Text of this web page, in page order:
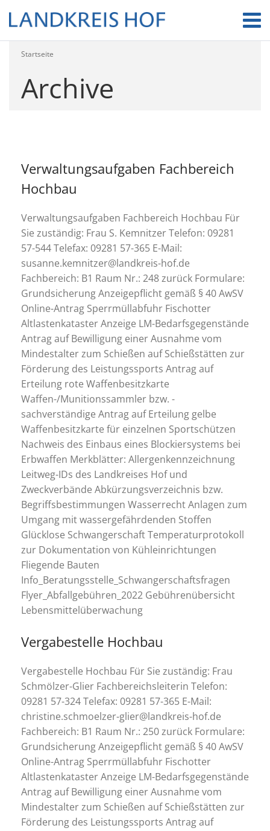
Startseite
Archive
Verwaltungsaufgaben Fachbereich
Hochbau
Verwaltungsaufgaben Fachbereich Hochbau Für
Sie zuständig: Frau S. Kemnitzer Telefon: 09281
57-544 Telefax: 09281 57-365 E-Mail:
susanne.kemnitzer@landkreis-hof.de
Fachbereich: B1 Raum Nr.: 248 zurück Formulare:
Grundsicherung Anzeigepflicht gemäß § 40 AwSV
Online-Antrag Sperrmüllabfuhr Fischotter
Altlastenkataster Anzeige LM-Bedarfsgegenstände
Antrag auf Bewilligung einer Ausnahme vom
Mindestalter zum Schießen auf Schießstätten zur
Förderung des Leistungssports Antrag auf
Erteilung rote Waffenbesitzkarte
Waffen-/Munitionssammler bzw. -
sachverständige Antrag auf Erteilung gelbe
Waffenbesitzkarte für einzelnen Sportschützen
Nachweis des Einbaus eines Blockiersystems bei
Erbwaffen Merkblätter: Allergenkennzeichnung
Leitweg-IDs des Landkreises Hof und
Zweckverbände Abkürzungsverzeichnis bzw.
Begriffsbestimmungen Wasserrecht Anlagen zum
Umgang mit wassergefährdenden Stoffen
Glücklose Schwangerschaft Temperaturprotokoll
zur Dokumentation von Kühleinrichtungen
Fliegende Bauten
Info_Beratungsstelle_Schwangerschaftsfragen
Flyer_Abfallgebühren_2022 Gebührenübersicht
Lebensmittelüberwachung
Vergabestelle Hochbau
Vergabestelle Hochbau Für Sie zuständig: Frau
Schmölzer-Glier Fachbereichsleiterin Telefon:
09281 57-324 Telefax: 09281 57-365 E-Mail:
christine.schmoelzer-glier@landkreis-hof.de
Fachbereich: B1 Raum Nr.: 250 zurück Formulare:
Grundsicherung Anzeigepflicht gemäß § 40 AwSV
Online-Antrag Sperrmüllabfuhr Fischotter
Altlastenkataster Anzeige LM-Bedarfsgegenstände
Antrag auf Bewilligung einer Ausnahme vom
Mindestalter zum Schießen auf Schießstätten zur
Förderung des Leistungssports Antrag auf